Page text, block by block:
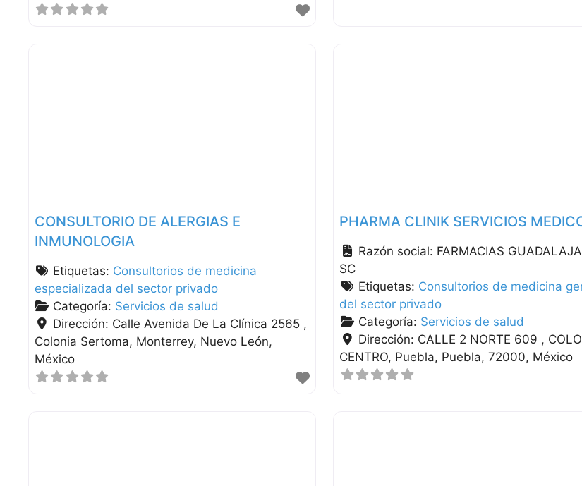
CONSULTORIO DE ALERGIAS E
INMUNOLOGIA
Etiquetas: Consultorios de medicina
especializada del sector privado
Categoría: Servicios de salud
Dirección: Calle Avenida De La Clínica 2565 ,
Colonia Sertoma Monterrey Nuevo León
México
PHARMA CLINIK SERVICIOS
Razón social: FARMACIAS
SC
Etiquetas: Consultorios de medicina
del sector privado
Categoría: Servicios de salud
Dirección: CALLE 2 NORTE 609 ,
CENTRO Puebla Puebla 72000 México